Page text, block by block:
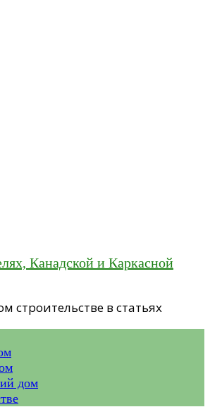
Канадской и Каркасной
строительстве в статьях
дом